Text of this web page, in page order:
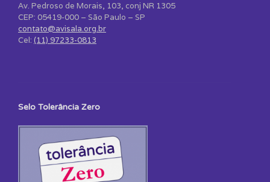
Av. Pedroso de Morais, 103, conj NR 1305
CEP: 05419-000 – São Paulo – SP
contato@avisala.org.br
Cel: (11) 97233-0813
Selo Tolerância Zero